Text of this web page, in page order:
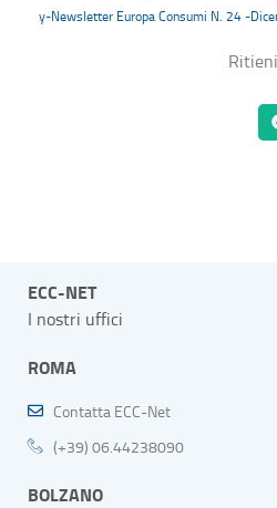
y-Newsletter Europa Consumi N. 24 -
ECC-NET
I nostri uffici
ROMA
Contatta ECC-Net
(+39) 06.44238090
BOLZANO